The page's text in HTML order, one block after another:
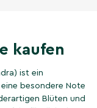
kaufen
ist ein
besondere Note
Blüten und